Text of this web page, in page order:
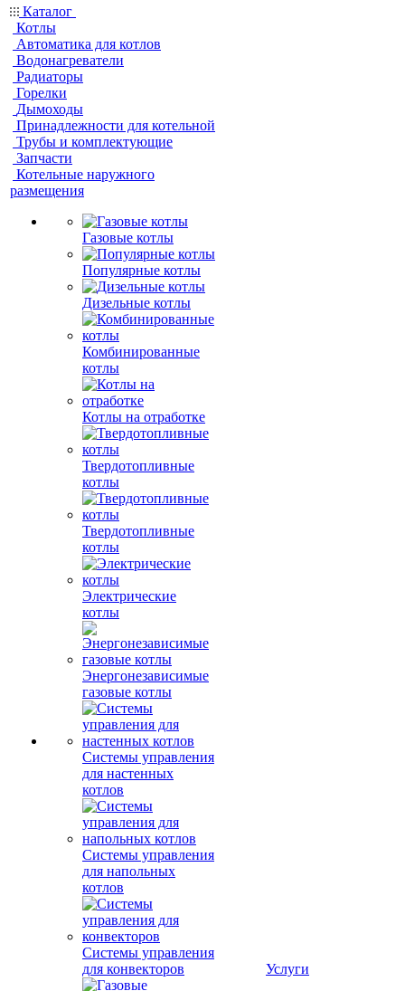
Каталог
Котлы
Автоматика для котлов
Водонагреватели
Радиаторы
Горелки
Дымоходы
Принадлежности для котельной
Трубы и комплектующие
Запчасти
Котельные наружного
размещения
Газовые котлы
Популярные котлы
Дизельные котлы
Комбинированные
котлы
Котлы на отработке
Твердотопливные
котлы
Твердотопливные
котлы
Электрические
котлы
Энергонезависимые
газовые котлы
Системы управления
для настенных
котлов
Системы управления
для напольных
котлов
Системы управления
для конвекторов
Услуги